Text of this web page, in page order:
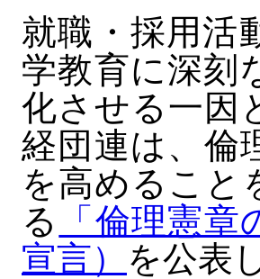
就職・採用活
学教育に深刻
化させる一因
経団連は、倫
を高めること
る
「倫理憲
宣言） を公表